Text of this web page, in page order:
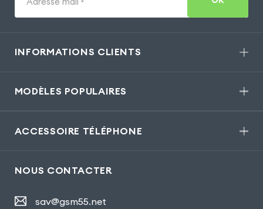
*
INFORMATIONS CLIENTS
MODÈLES POPULAIRES
ACCESSOIRE TÉLÉPHONE
NOUS CONTACTER
sav@gsm55.net